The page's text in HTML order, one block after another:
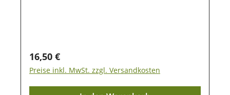
Fütterungsempfehlung:Großpferde: 20 - 30
g pro TagPonys, Kleinpferde: entsprechend
weniger Lagerung:Damit unsere Produkte
auch nach dem Kauf noch lange haltbar
Regulärer Preis:
16,50 €
Preise inkl. MwSt. zzgl. Versandkosten